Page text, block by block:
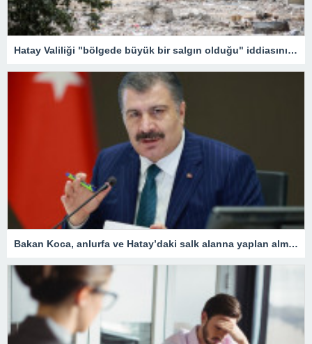
Hatay Valiliği "bölgede büyük bir salgın olduğu" iddiasını yalanladı
Bakan Koca, anlurfa ve Hatay’daki salk alanna yaplan almalar aklad